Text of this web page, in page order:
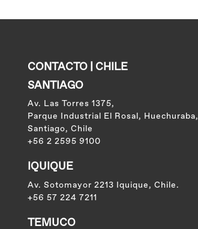
CONTACTO | CHILE
SANTIAGO
Av. Las Torres 1375,
Parque Industrial El Rosal, Huechuraba,
Santiago, Chile
+56 2 2595 9100
IQUIQUE
Av. Sotomayor 2213 Iquique, Chile.
+56 57 224 7211
TEMUCO